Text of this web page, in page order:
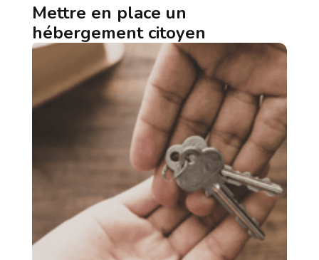
Mettre en place un
hébergement citoyen